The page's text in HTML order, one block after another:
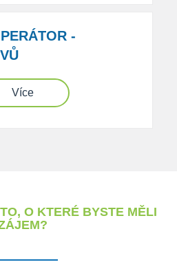
-
Více
O KTERÉ BYSTE MĚLI